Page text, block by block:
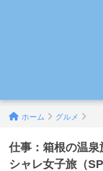
ホーム グルメ
仕事：箱根の温
シャレ女子旅（